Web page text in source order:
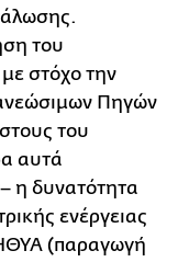
του
στόχο την
Πηγών
του
αυτά
η δυνατότητα
ενέργειας
(παραγωγή